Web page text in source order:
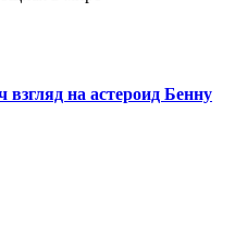
на астероид Бенну